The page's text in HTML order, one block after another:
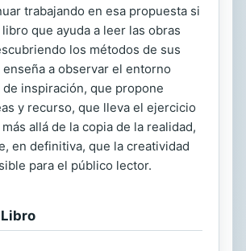
trabajando en esa propuesta si
que ayuda a leer las obras
los métodos de sus
a observar el entorno
inspiración, que propone
y recurso, que lleva el ejercicio
allá de la copia de la realidad,
en definitiva, que la creatividad
para el público lector.